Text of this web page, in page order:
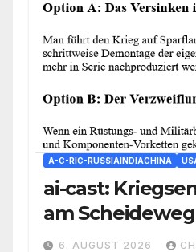
A-C-RIC-RUSSIAINDIACHINA
ai-cast:
am
den Weg
6. AUGUST 2026